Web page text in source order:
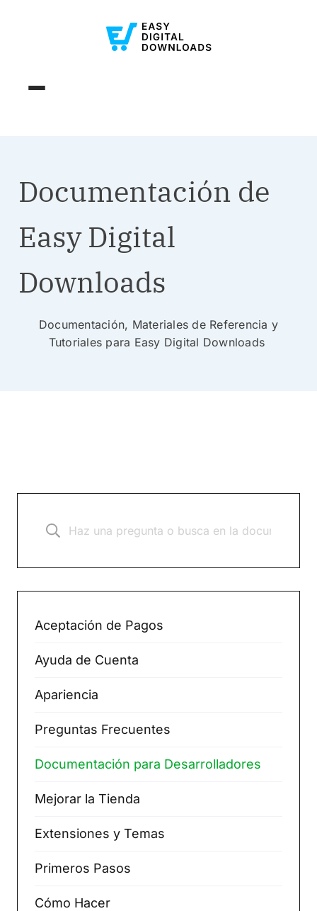
Documentación de
Easy Digital
Downloads
Documentación, Materiales de Referencia y
Tutoriales para Easy Digital Downloads
Aceptación de Pagos
Ayuda de Cuenta
Apariencia
Preguntas Frecuentes
Documentación para Desarrolladores
Mejorar la Tienda
Extensiones y Temas
Primeros Pasos
Cómo Hacer